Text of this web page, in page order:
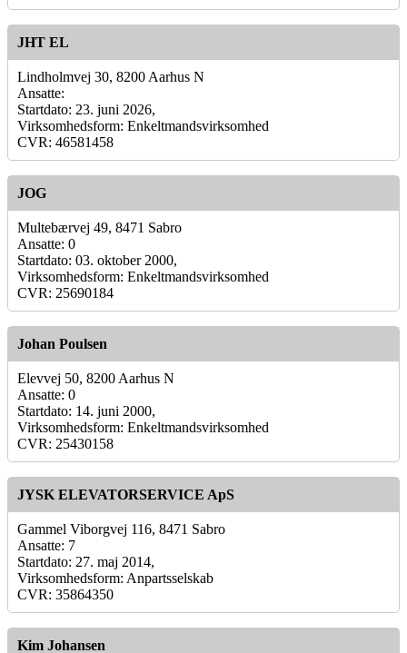
JHT EL
Lindholmvej 30, 8200 Aarhus N
Ansatte:
Startdato: 23. juni 2026,
Virksomhedsform: Enkeltmandsvirksomhed
CVR: 46581458
JOG
Multebærvej 49, 8471 Sabro
Ansatte: 0
Startdato: 03. oktober 2000,
Virksomhedsform: Enkeltmandsvirksomhed
CVR: 25690184
Johan Poulsen
Elevvej 50, 8200 Aarhus N
Ansatte: 0
Startdato: 14. juni 2000,
Virksomhedsform: Enkeltmandsvirksomhed
CVR: 25430158
JYSK ELEVATORSERVICE ApS
Gammel Viborgvej 116, 8471 Sabro
Ansatte: 7
Startdato: 27. maj 2014,
Virksomhedsform: Anpartsselskab
CVR: 35864350
Kim Johansen